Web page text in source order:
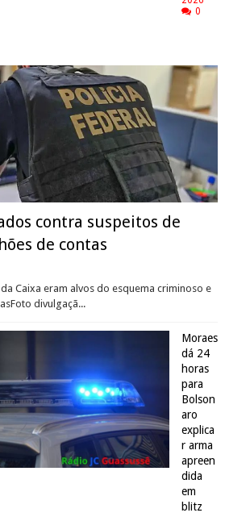
0
contra suspeitos de
de contas
Caixa eram alvos do esquema criminoso e
divulgaçã...
Moraes
dá 24
horas
para
Bolson
aro
explica
r arma
apreen
dida
em
blitz